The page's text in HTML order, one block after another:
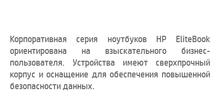
Корпоративная серия ноутбуков HP EliteBook
ориентирована на взыскательного бизнес-
пользователя. Устройства имеют сверхпрочный
корпус и оснащение для обеспечения повышенной
безопасности данных.